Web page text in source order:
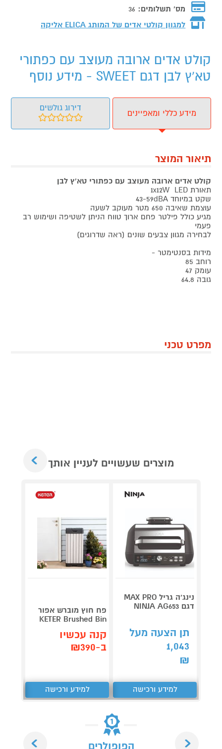
מס' תשלומים: 36
למגוון קולטי אדים של המותג ELICA אליקה
קולט אדים ארובה מעוצב עם כפתורי
טא'ץ לבן דגם SWEET - מידע נוסף
מידע כללי ומאפיינים
דירוג גולשים
תיאור המוצר
קולט אדים ארובה מעוצב עם כפתורי טא'ץ לבן
תאורת 1x12W LED
שקט במיוחד 43-59dBA
עוצמת שאיבה 650 מטר מעוקב לשעה
מגיע כולל פילטר פחם ארוך טווח הניתן לשטיפה ושימוש רב
פעמי
לבחירה מגוון צבעים שונים (ראה שדרוגים)
מידות בסנטימטר -
רוחב 85
עומק 47
גובה 64.8
מפרט טכני
מוצרים שעשויים לעניין אותך
נינג’ה גריל MAX PRO
דגם NINJA AG653
תן הצעה מעל
1,043
₪
למידע ורכישה
פח חוץ מוברש אפור
KETER Brushed Bin
קנה עכשיו
ב-₪390
למידע ורכישה
הפופולרים